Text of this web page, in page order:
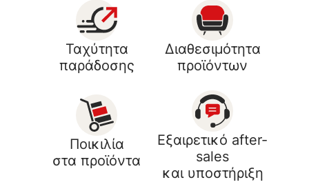
Ταχύτητα
παράδοσης
Διαθεσιμότητα
προϊόντων
Ποικιλία
στα προϊόντα
Εξαιρετικό after-
sales
και υποστήριξη